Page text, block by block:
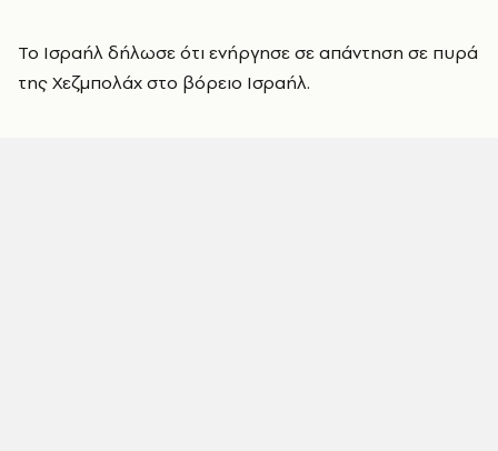
Το Ισραήλ δήλωσε ότι ενήργησε σε απάντηση σε πυρά
της Χεζμπολάχ στο βόρειο Ισραήλ.